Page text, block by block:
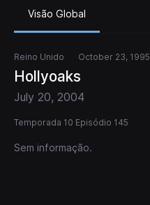
Visão Global
Reino Unido October 23, 1995
Hollyoaks
July 20, 2004
Temporada 10 Episódio 145
Sem informação.